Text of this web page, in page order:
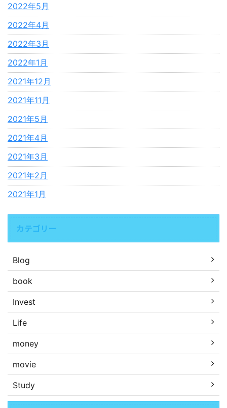
2022年5月
2022年4月
2022年3月
2022年1月
2021年12月
2021年11月
2021年5月
2021年4月
2021年3月
2021年2月
2021年1月
カテゴリー
Blog
book
Invest
Life
money
movie
Study